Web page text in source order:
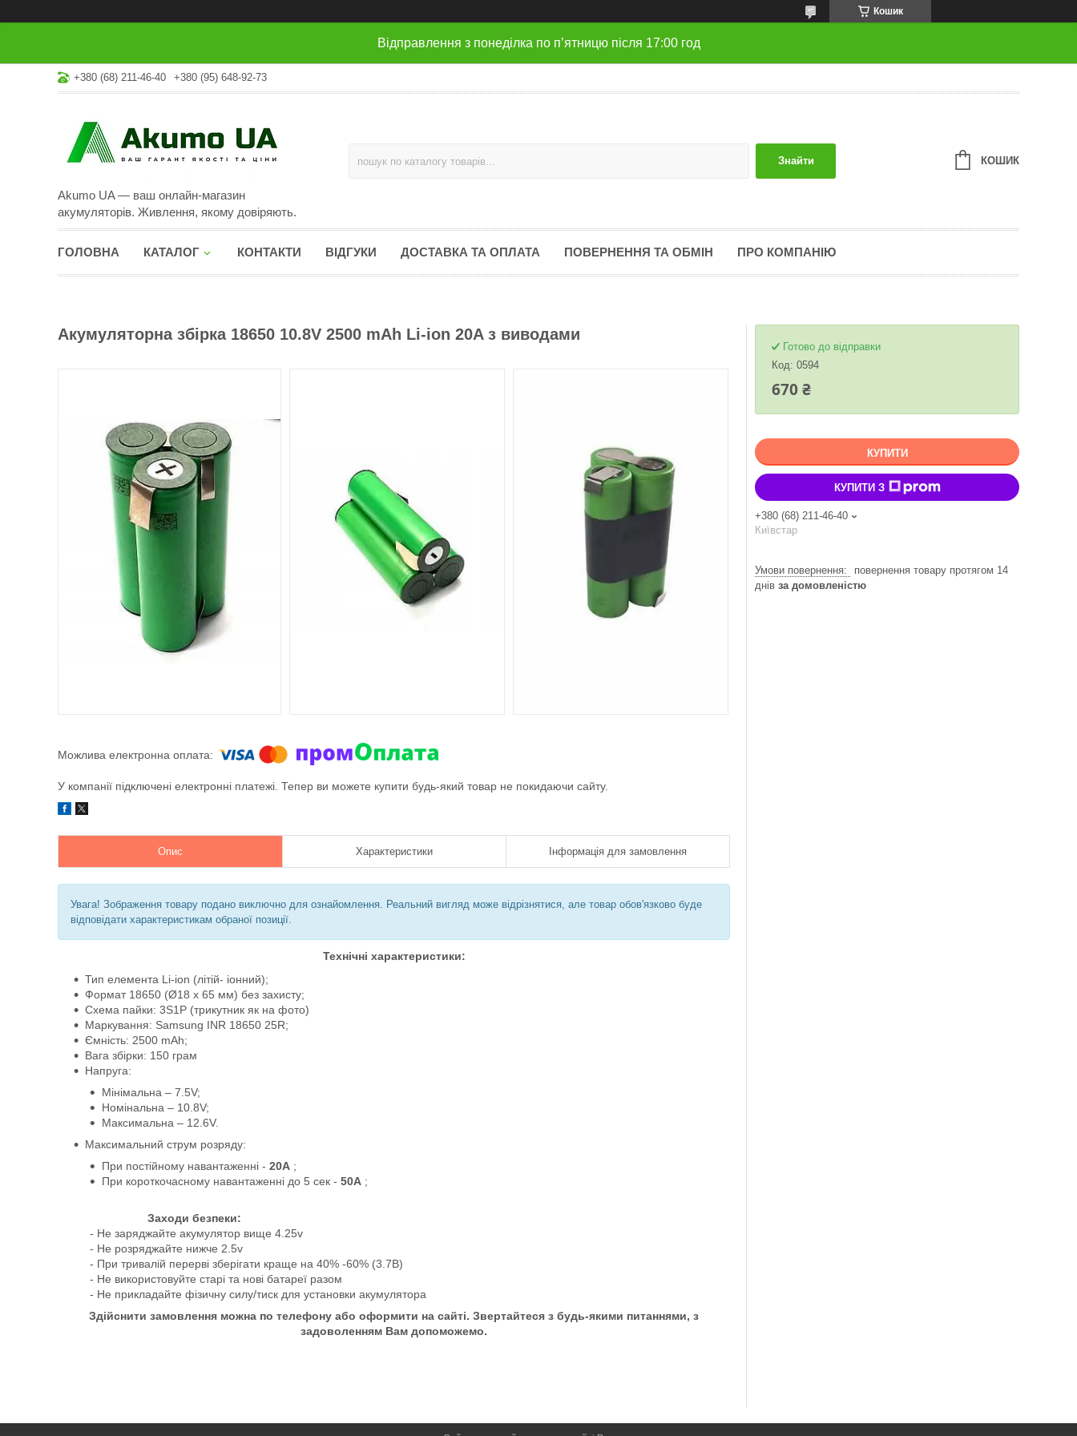
Кошик
Відправлення з понеділка по п’ятницю після 17:00 год
+380 (68) 211-46-40 +380 (95) 648-92-73
Akumo UA — ваш онлайн-магазин
акумуляторів. Живлення, якому довіряють.
Знайти КОШИК
ГОЛОВНА КАТАЛОГ КОНТАКТИ ВІДГУКИ ДОСТАВКА ТА ОПЛАТА ПОВЕРНЕННЯ ТА ОБМІН ПРО КОМПАНІЮ
Акумуляторна збірка 18650 10.8V 2500 mAh Li-ion 20A з виводами
У компанії підключені електронні платежі. Тепер ви можете купити будь-який товар не покидаючи сайту.
Опис Характеристики Інформація для замовлення
Увага! Зображення товару подано виключно для ознайомлення. Реальний вигляд може відрізнятися, але товар обов'язково буде
відповідати характеристикам обраної позиції.
Технічні характеристики:
Тип елемента Li-ion (літій- іонний);
Формат 18650 (Ø18 x 65 мм) без захисту;
Схема пайки: 3S1P (трикутник як на фото)
Маркування: Samsung INR 18650 25R;
Ємність: 2500 mAh;
Вага збірки: 150 грам
Напруга:
Мінімальна – 7.5V;
Номінальна – 10.8V;
Максимальна – 12.6V.
Максимальний струм розряду:
При постійному навантаженні - 20А ;
При короткочасному навантаженні до 5 сек - 50А ;
Заходи безпеки:
- Не заряджайте акумулятор вище 4.25v
- Не розряджайте нижче 2.5v
- При тривалій перерві зберігати краще на 40% -60% (3.7В)
- Не використовуйте старі та нові батареї разом
- Не прикладайте фізичну силу/тиск для установки акумулятора
Здійснити замовлення можна по телефону або оформити на сайті. Звертайтеся з будь-якими питаннями, з
задоволенням Вам допоможемо.
Готово до відправки
Код: 0594
670 ₴
КУПИТИ
КУПИТИ З
+380 (68) 211-46-40
Київстар
повернення товару протягом 14
днів за домовленістю